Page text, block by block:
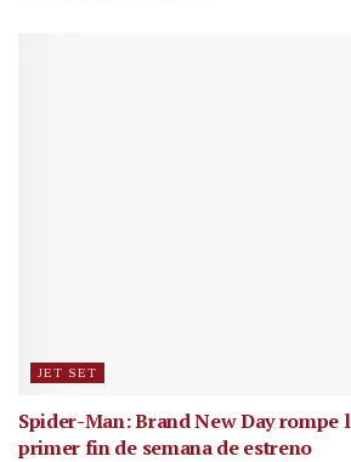
JET SET
Spider-Man: Brand New Day rompe
primer fin de semana de estreno